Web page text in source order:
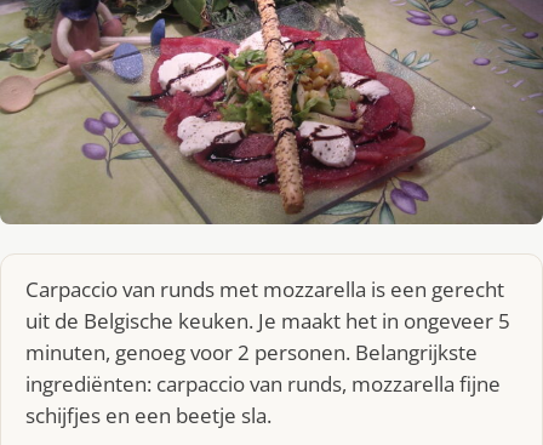
Carpaccio van runds met mozzarella is een gerecht
uit de Belgische keuken. Je maakt het in ongeveer 5
minuten, genoeg voor 2 personen. Belangrijkste
ingrediënten: carpaccio van runds, mozzarella fijne
schijfjes en een beetje sla.